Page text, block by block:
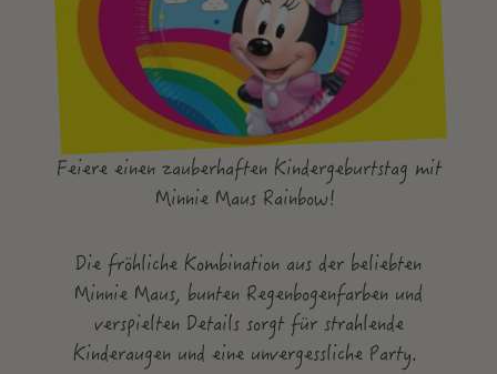
Feiere einen zauberhaften Kindergeburtstag mit
Minnie Maus Rainbow!
Die fröhliche Kombination aus der beliebten
Minnie Maus, bunten Regenbogenfarben und
verspielten Details sorgt für strahlende
Kinderaugen und eine unvergessliche Party.